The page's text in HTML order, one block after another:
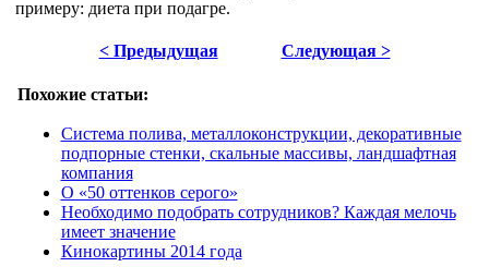
примеру: диета при подагре.
< Предыдущая Следующая >
Похожие статьи:
Система полива, металлоконструкции, декоративные
подпорные стенки, скальные массивы, ландшафтная
компания
О «50 оттенков серого»
Необходимо подобрать сотрудников? Каждая мелочь
имеет значение
Кинокартины 2014 года